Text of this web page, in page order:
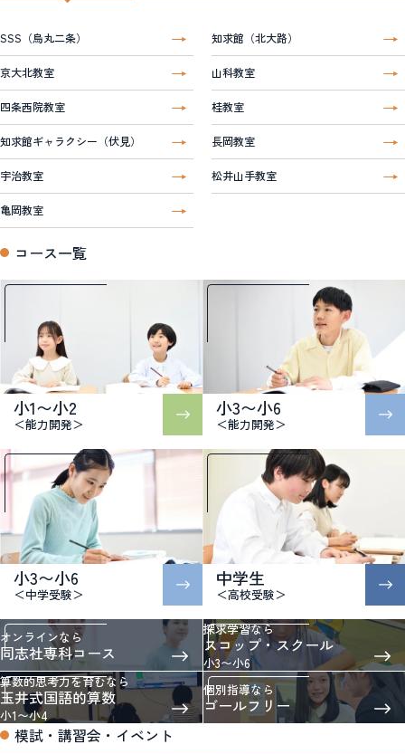
SSS（烏丸二条） 知求館（北大路）
京大北教室 山科教室
四条西院教室 桂教室
知求館ギャラクシー（伏見） 長岡教室
宇治教室 松井山手教室
亀岡教室
コース一覧
小1〜小2
＜能力開発＞
小3〜小6
＜能力開発＞
小3〜小6
＜中学受験＞
中学生
＜高校受験＞
オンラインなら
同志社専科コース
探求学習なら
スコップ・スクール
小3〜小6
算数的思考力を育むなら
玉井式国語的算数
小1〜小4
個別指導なら
ゴールフリー
模試・講習会・イベント